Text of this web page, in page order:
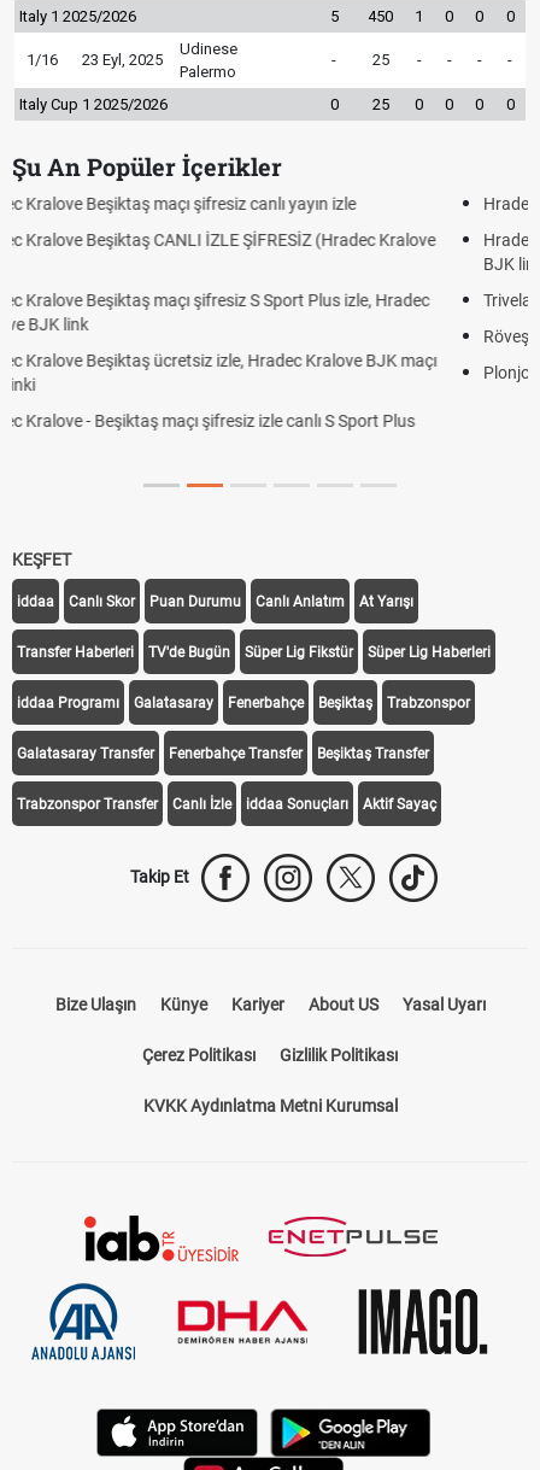
Italy 1 2025/2026 5 450 1 0 0 0
1/16 23 Eyl, 2025
Udinese
Palermo
- 25 - - - -
Italy Cup 1 2025/2026 0 25 0 0 0 0
Şu An Popüler İçerikler
Hradec Kralove - Beşiktaş maçı şifresiz izle canlı tv100 linki
Hradec Kralove Beşiktaş maçı şifresiz tv100 izle, Hradec Kralove
Trivela Nedir? Trivela Vuruşu Nasıl Yapılır?
Röveşata Nedir? Röveşata Vuruşu Nasıl Yapılır?
Plonjon Nedir? Kalecilikte Plonjon Hareketi Nasıl Yapılır?
Transfer Haberleri TV'de Bugün Süper Lig Fikstür Süper Lig Haberleri
iddaa Programı Galatasaray Fenerbahçe Beşiktaş Trabzonspor
Galatasaray Transfer Fenerbahçe Transfer Beşiktaş Transfer
Trabzonspor Transfer Canlı İzle iddaa Sonuçları Aktif Sayaç
Takip Et